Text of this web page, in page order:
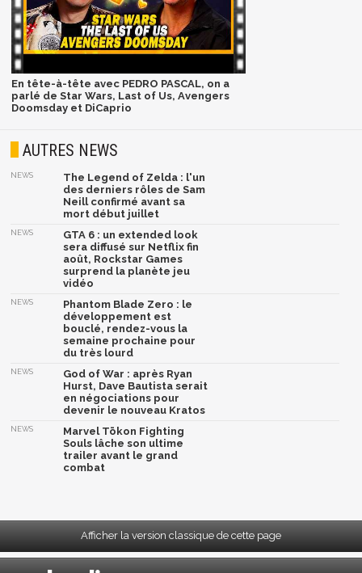
En tête-à-tête avec PEDRO PASCAL, on a
parlé de Star Wars, Last of Us, Avengers
Doomsday et DiCaprio
AUTRES NEWS
NEWS
The Legend of Zelda : l'un
des derniers rôles de Sam
Neill confirmé avant sa
mort début juillet
NEWS
GTA 6 : un extended look
sera diffusé sur Netflix fin
août, Rockstar Games
surprend la planète jeu
vidéo
NEWS
Phantom Blade Zero : le
développement est
bouclé, rendez-vous la
semaine prochaine pour
du très lourd
NEWS
God of War : après Ryan
Hurst, Dave Bautista serait
en négociations pour
devenir le nouveau Kratos
NEWS
Marvel Tōkon Fighting
Souls lâche son ultime
trailer avant le grand
combat
Afficher la version classique de cette page